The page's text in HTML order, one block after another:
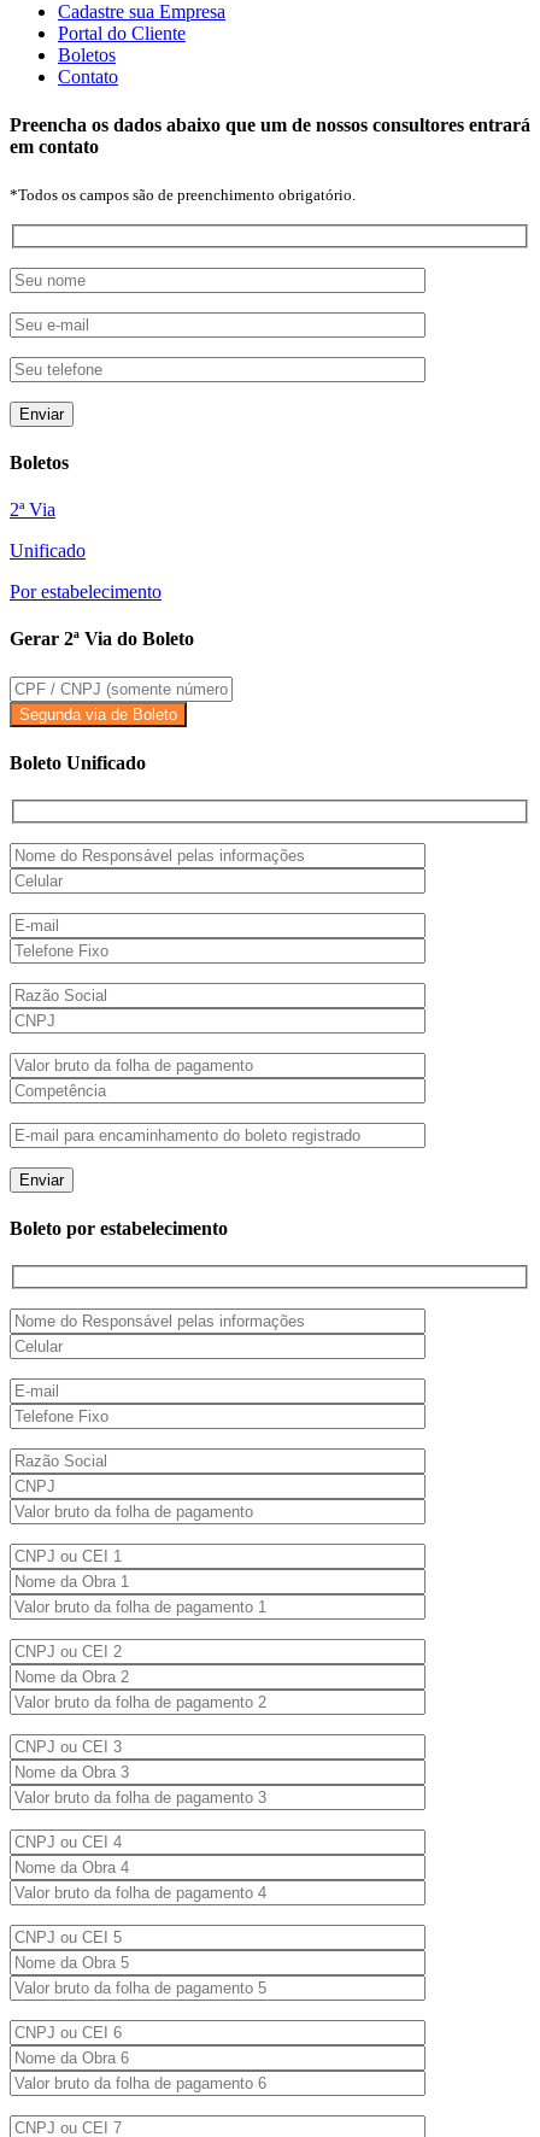
Cadastre sua Empresa
Portal do Cliente
Boletos
Contato
Preencha os dados abaixo que um de nossos consultores entrará
em contato
*Todos os campos são de preenchimento obrigatório.
Boletos
2ª Via
Unificado
Por estabelecimento
Gerar 2ª Via do Boleto
Boleto Unificado
Boleto por estabelecimento